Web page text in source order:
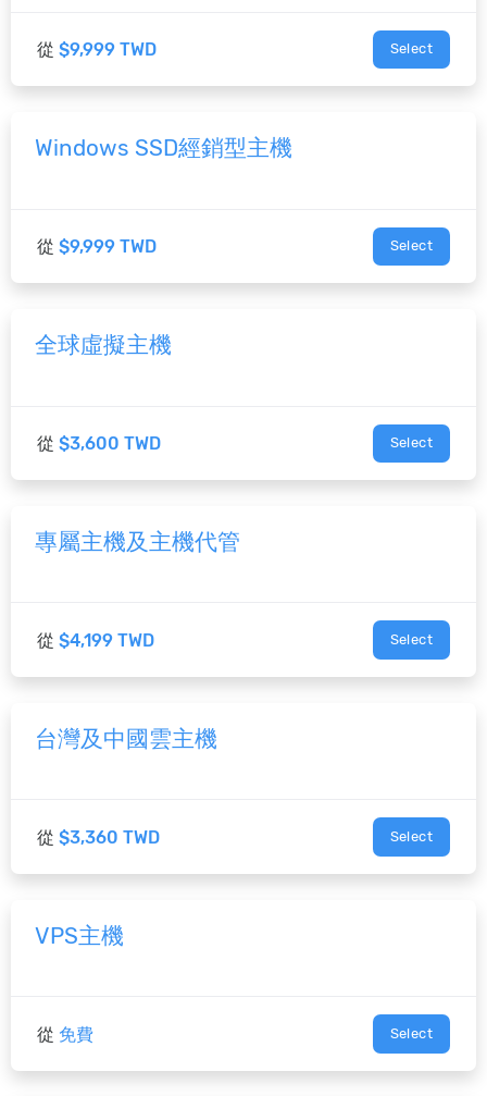
從 $9,999 TWD Select
Windows SSD經銷型主機
從 $9,999 TWD Select
全球虛擬主機
從 $3,600 TWD Select
專屬主機及主機代管
從 $4,199 TWD Select
台灣及中國雲主機
從 $3,360 TWD Select
VPS主機
從 免費 Select